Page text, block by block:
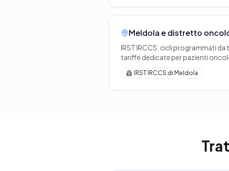
Meldola e distretto
IRST IRCCS: cicli programmati
tariffe dedicate per pazienti
IRST IRCCS di Meldola